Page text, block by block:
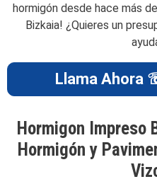
hormigón desde hace más
Bizkaia! ¿Quieres un
Llama Ahora
Hormigon
Hormigón y